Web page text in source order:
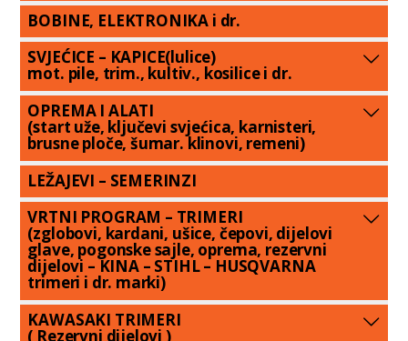
BOBINE, ELEKTRONIKA i dr.
SVJEĆICE – KAPICE(lulice)
mot. pile, trim., kultiv., kosilice i dr.
OPREMA I ALATI
(start uže, ključevi svjećica, karnisteri,
brusne ploče, šumar. klinovi, remeni)
LEŽAJEVI – SEMERINZI
VRTNI PROGRAM – TRIMERI
(zglobovi, kardani, ušice, čepovi, dijelovi
glave, pogonske sajle, oprema, rezervni
dijelovi – KINA – STIHL – HUSQVARNA
trimeri i dr. marki)
KAWASAKI TRIMERI
( Rezervni dijelovi )